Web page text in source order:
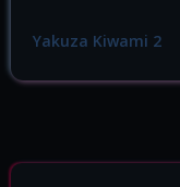
Yakuza Kiwami 2